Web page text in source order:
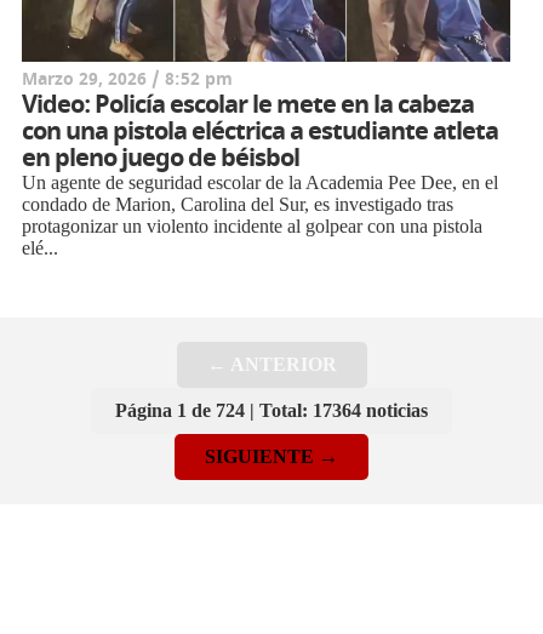
Marzo 29, 2026 / 8:52 pm
Video: Policía escolar le mete en la cabeza
con una pistola eléctrica a estudiante atleta
en pleno juego de béisbol
Un agente de seguridad escolar de la Academia Pee Dee, en el
condado de Marion, Carolina del Sur, es investigado tras
protagonizar un violento incidente al golpear con una pistola
elé...
← ANTERIOR
Página 1 de 724 | Total: 17364 noticias
SIGUIENTE →